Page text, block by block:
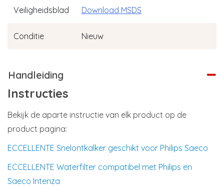
Veiligheidsblad Download MSDS
Conditie Nieuw
Handleiding
Instructies
Bekijk de aparte instructie van elk product op de
product pagina:
ECCELLENTE Snelontkalker geschikt voor Philips Saeco
ECCELLENTE Waterfilter compatibel met Philips en
Saeco Intenza